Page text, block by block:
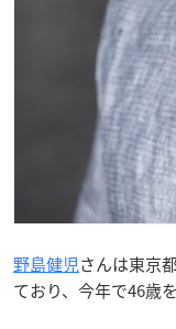
野島健児さんは東京
ており、今年で46歳